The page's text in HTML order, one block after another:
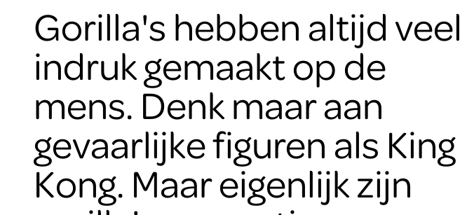
Gorilla's hebben altijd veel
indruk gemaakt op de
mens. Denk maar aan
gevaarlijke figuren als King
Kong. Maar eigenlijk zijn